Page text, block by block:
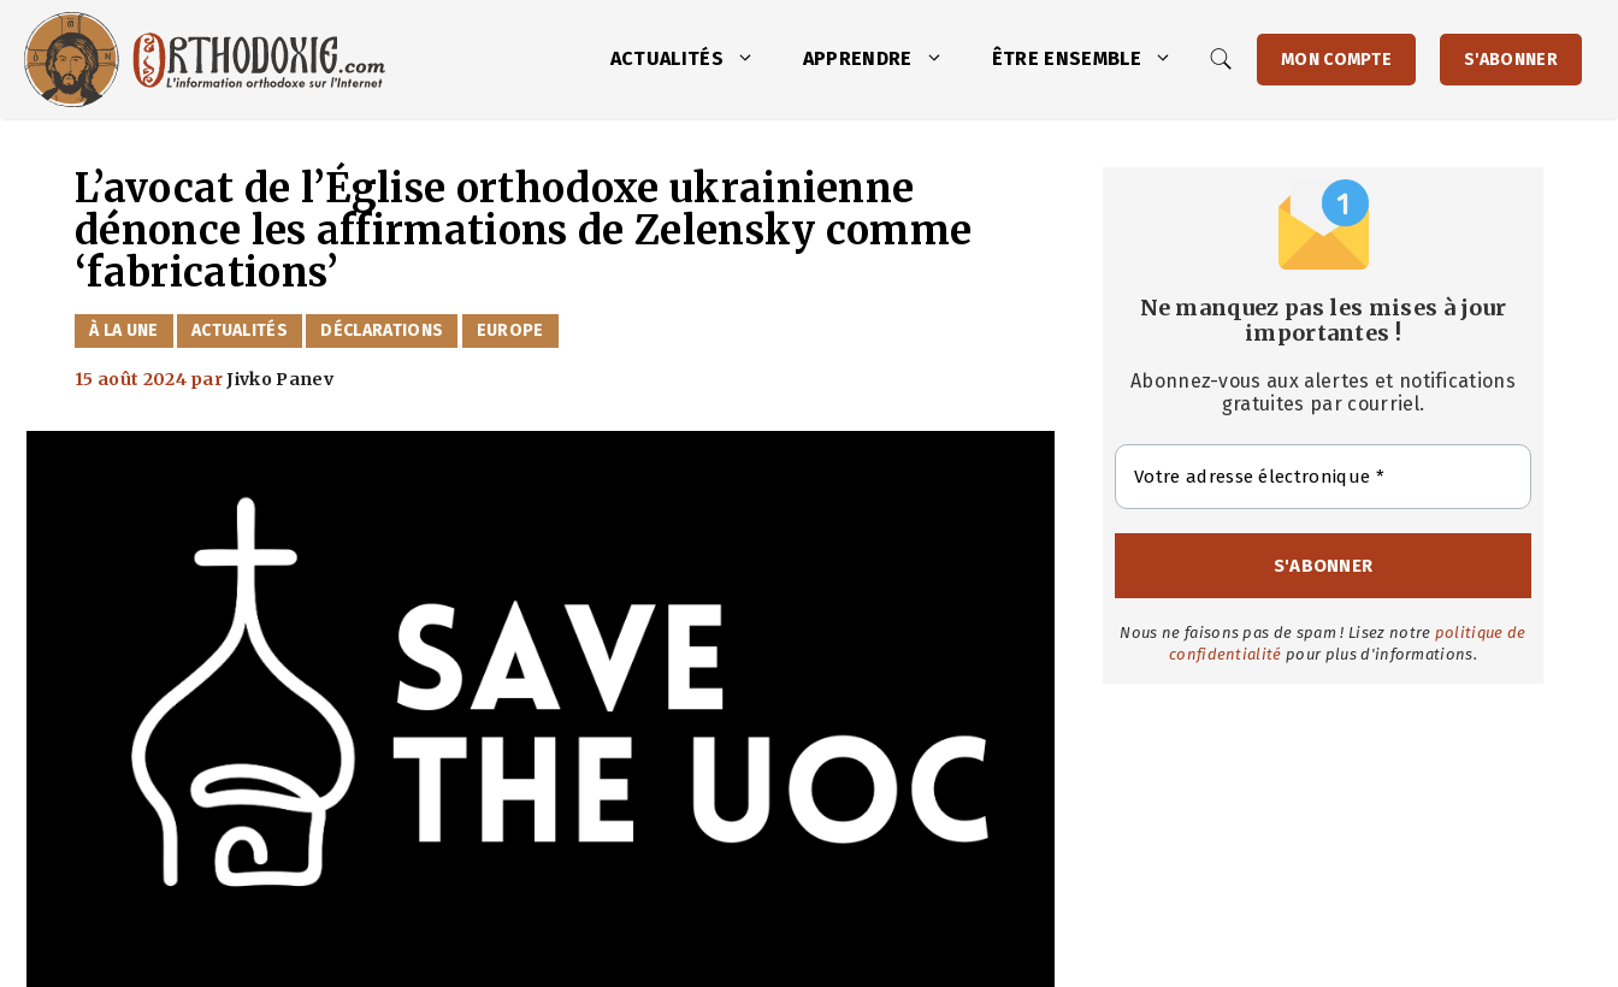
contenu
ACTUALITÉS APPRENDRE ÊTRE ENSEMBLE MON COMPTE S'ABONNER
L’avocat de l’Église orthodoxe ukrainienne
dénonce les affirmations de Zelensky comme
‘fabrications’
CATÉGORIES
À LA UNE ACTUALITÉS DÉCLARATIONS EUROPE
15 août 2024 parJivko Panev
Ne manquez pas les mises à jour
importantes !
Abonnez-vous aux alertes et notifications
gratuites par courriel.
Nous ne faisons pas de spam ! Lisez notre politique de
confidentialité pour plus d'informations.